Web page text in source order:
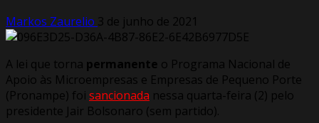
Markos Zaurelio 3 de junho de 2021
A lei que torna permanente o Programa Nacional de
Apoio às Microempresas e Empresas de Pequeno Porte
(Pronampe) foi sancionada nessa quarta-feira (2) pelo
presidente Jair Bolsonaro (sem partido).